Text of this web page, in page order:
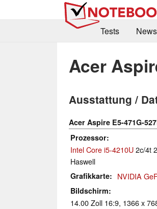
Tests
News
Acer
Ausstattung /
Acer Aspire E5-471G-
Prozessor
Intel Core i5-4210U2c/4t
Haswell
Grafikkarte NVIDIA
Bildschirm
14.00 Zoll 16:9, 1366 x